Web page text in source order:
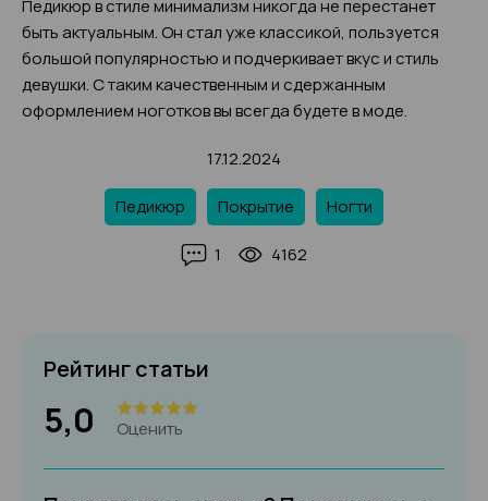
Педикюр в стиле минимализм никогда не перестанет
быть актуальным. Он стал уже классикой, пользуется
большой популярностью и подчеркивает вкус и стиль
девушки. С таким качественным и сдержанным
оформлением ноготков вы всегда будете в моде.
17.12.2024
Педикюр Покрытие Ногти
1 4162
Рейтинг статьи
5,0 Оценить